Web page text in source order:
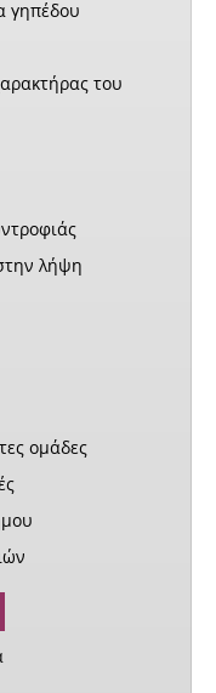
γηπέδου
του
λήψη
ομάδες